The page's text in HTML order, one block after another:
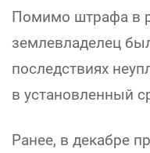
Помимо штрафа в
землевладелец
последствиях
в установленный
Ранее, в декабре